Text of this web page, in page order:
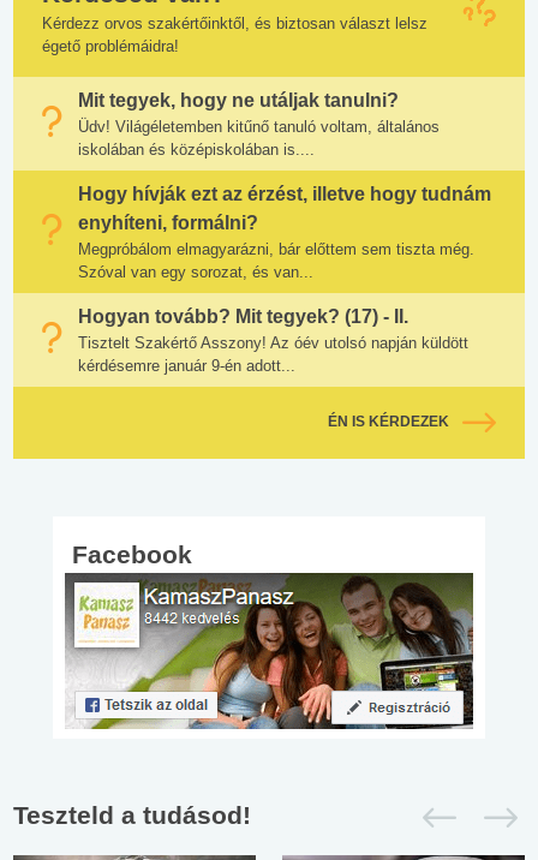
Kérdezz orvos szakértőinktől, és biztosan választ lelsz
égető problémáidra!
Mit tegyek, hogy ne utáljak tanulni?
Üdv! Világéletemben kitűnő tanuló voltam, általános
iskolában és középiskolában is....
Hogy hívják ezt az érzést, illetve hogy tudnám
enyhíteni, formálni?
Megpróbálom elmagyarázni, bár előttem sem tiszta még.
Szóval van egy sorozat, és van...
Hogyan tovább? Mit tegyek? (17) - II.
Tisztelt Szakértő Asszony! Az óév utolsó napján küldött
kérdésemre január 9-én adott...
ÉN IS KÉRDEZEK
Facebook
Teszteld a tudásod!